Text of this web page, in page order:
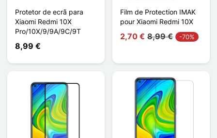
Protetor de ecrã para
Xiaomi Redmi 10X
Pro/10X/9/9A/9C/9T
8,99 €
Film de Protection IMAK
pour Xiaomi Redmi 10X
2,70 € 8,99 € -70%